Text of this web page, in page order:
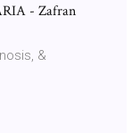
- Zafran
&